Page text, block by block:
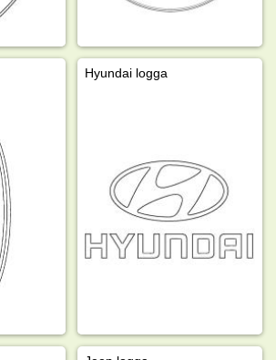
Hyundai logga